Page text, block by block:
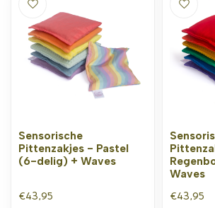
Sensorische
Pittenzakjes - Pastel
(6-delig) + Waves
€43,95
Waves
€43,95